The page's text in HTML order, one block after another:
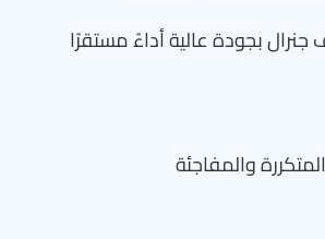
بجودة عالية أداءً مستقرًا
والمفاجئة